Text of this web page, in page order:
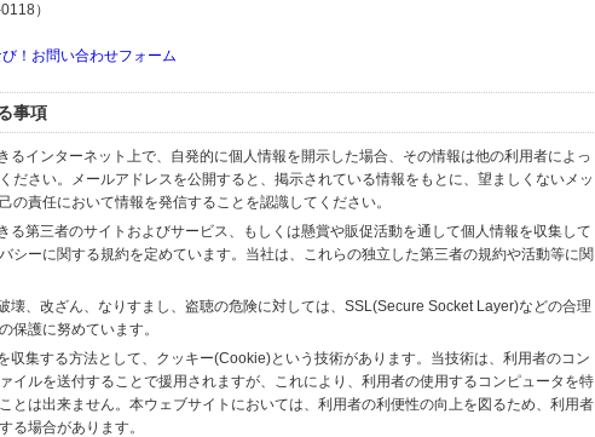
）
！お問い合わせフォーム
事項
るインターネット上で、自発的に個人情報を開示した場合、その情報は他の利用者によっ
ださい。メールアドレスを公開すると、掲示されている情報をもとに、望ましくないメッ
責任において情報を発信することを認識してください。
る第三者のサイトおよびサービス、もしくは懸賞や販促活動を通して個人情報を収集して
シーに関する規約を定めています。当社は、これらの独立した第三者の規約や活動等に関
壊、改ざん、なりすまし、盗聴の危険に対しては、SSL(Secure Socket Layer)などの合理
保護に努めています。
収集する方法として、クッキー(Cookie)という技術があります。当技術は、利用者のコン
イルを送付することで援用されますが、これにより、利用者の使用するコンピュータを特
とは出来ません。本ウェブサイトにおいては、利用者の利便性の向上を図るため、利用者
る場合があります。